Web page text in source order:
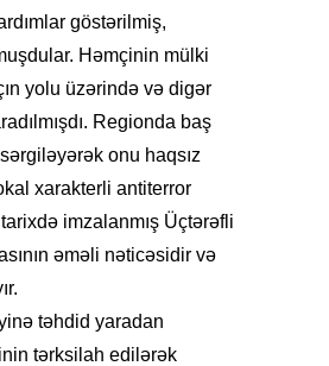
göstərilmiş,
Həmçinin mülki
yolu üzərində və digər
Regionda baş
onu haqsız
xarakterli antiterror
imzalanmış Üçtərəfli
əməli nəticəsidir və
təhdid yaradan
tərksilah edilərək